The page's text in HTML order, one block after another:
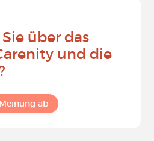
über das
und die
ab